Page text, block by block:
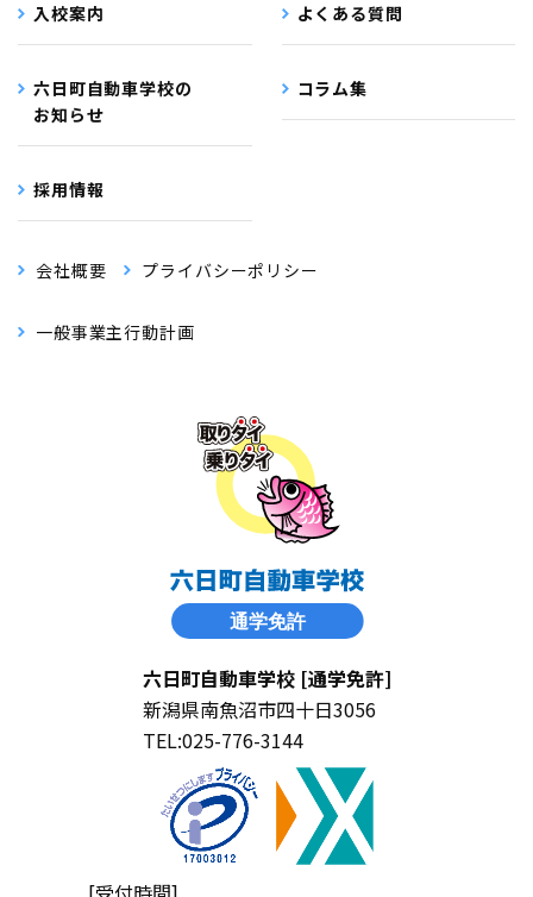
入校案内 よくある質問
六日町自動車学校の
お知らせ
コラム集
採用情報
会社概要 プライバシーポリシー
一般事業主行動計画
六日町自動車学校 [通学免許]
新潟県南魚沼市四十日3056
TEL:025-776-3144